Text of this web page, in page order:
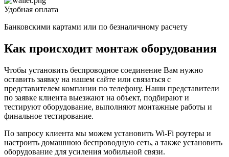
Удобная оплата
Банковскими картами или по безналичному расчету
Как происходит монтаж оборудования
Чтобы установить беспроводное соединение Вам нужно
оставить заявку на нашем сайте или связаться с
представителем компании по телефону. Наши представители
по заявке клиента выезжают на объект, подбирают и
тестируют оборудование, выполняют монтажные работы и
финальное тестирование.
По запросу клиента мы можем установить Wi-Fi роутеры и
настроить домашнюю беспроводную сеть, а также установить
оборудование для усиления мобильной связи.